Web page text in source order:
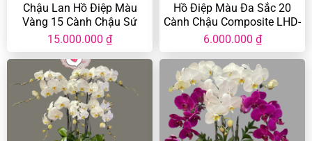
Chậu Lan Hồ Điệp Màu
Vàng 15 Cành Chậu Sứ
LHD-MV-15-CS-03
15.000.000 ₫
Hồ Điệp Màu Đa Sắc 20
Cành Chậu Composite LHD-
MĐ-20-CC-01
6.000.000 ₫